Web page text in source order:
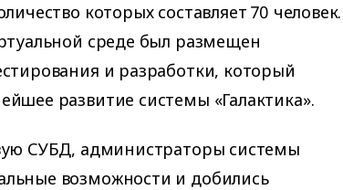
которых составляет 70 человек.
среде был размещен
и разработки, который
развитие системы «Галактика».
СУБД, администраторы системы
возможности и добились